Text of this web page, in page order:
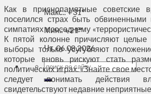
Макс.:+31°
Мин.:+21°
Чт, 06.08.2026
Как в приснопамятные советские
поселился страх быть
симпатиях к соседнему
К пятой колонне причисляют
выборы только усугубляют
которые вновь рискуют стать
политических играх. «Знайте свое
следует понимать действия
свидетельствуют недавние